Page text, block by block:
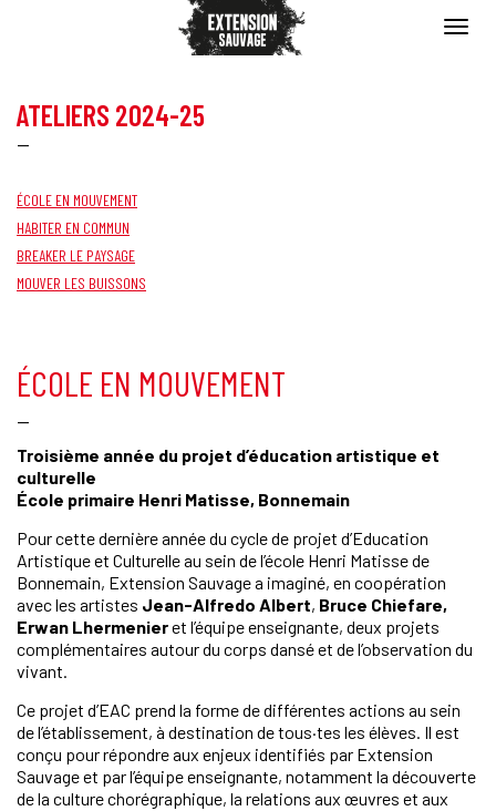
ATELIERS 2024-25
—
ÉCOLE EN MOUVEMENT
HABITER EN COMMUN
BREAKER LE PAYSAGE
MOUVER LES BUISSONS
ÉCOLE EN MOUVEMENT
—
Troisième année du projet d’éducation artistique et
culturelle
École primaire Henri Matisse, Bonnemain
Pour cette dernière année du cycle de projet d’Education
Artistique et Culturelle au sein de l’école Henri Matisse de
Bonnemain, Extension Sauvage a imaginé, en coopération
avec les artistes Jean-Alfredo Albert, Bruce Chiefare,
Erwan Lhermenieret l’équipe enseignante, deux projets
complémentaires autour du corps dansé et de l’observation du
vivant.
Ce projet d’EAC prend la forme de différentes actions au sein
de l’établissement, à destination de tous·tes les élèves. Il est
conçu pour répondre aux enjeux identifiés par Extension
Sauvage et par l’équipe enseignante, notamment la découverte
de la culture chorégraphique, la relations aux œuvres et aux